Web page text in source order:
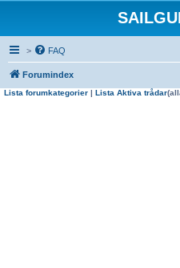
> FAQ
Forumindex
Lista forumkategorier | Lista Aktiva trådar